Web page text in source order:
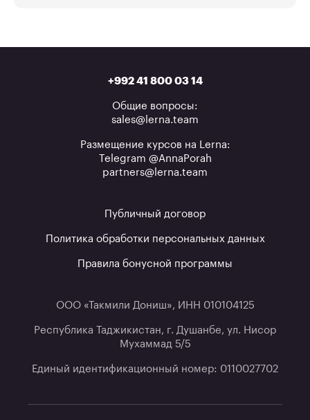
+992 41 800 03 14
Общие вопросы:
sales@lerna.team
Размещение курсов на Lerna:
Telegram @AnnaPorah
partners@lerna.team
Публичный договор
Политика обработки персональных данных
Правила бонусной программы
ООО «Такмили Дониш», ИНН 010104125
Республика Таджикистан, г. Душанбе, ул. Нисор
Мухаммад 5/5
Единый идентификационный номер: 0110027702